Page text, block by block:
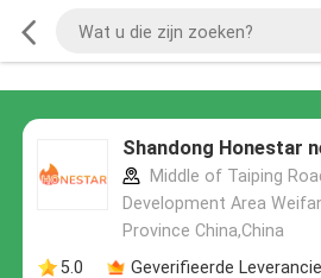
Shandong Honestar
Middle of Taiping
Development Area
Province China,China
5.0
Geverifieerde